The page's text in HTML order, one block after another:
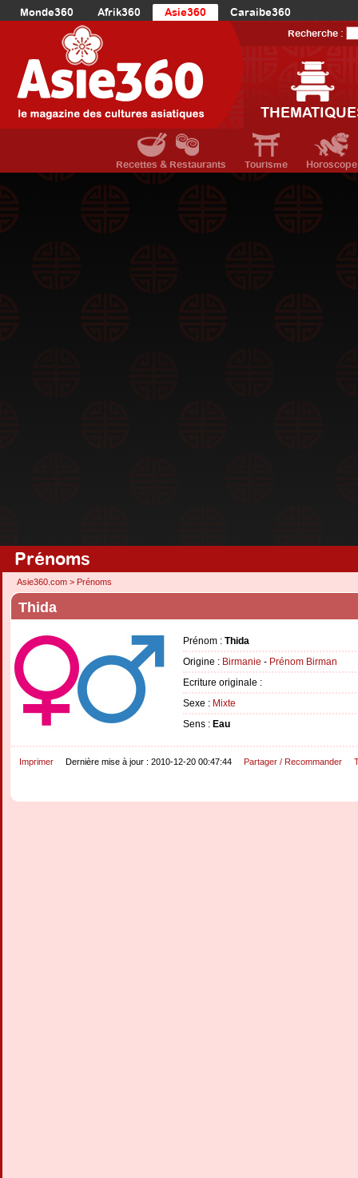
Monde360 Afrik360 Asie360
Caraibe360
Europe360
AmériqueDuNord360
Océanie360
Recherche :
Recettes & Restaurants Tourisme Horoscope
Prénoms
Asie360.com > Prénoms
Thida
Prénom : Thida
Origine : Birmanie - Prénom Birman
Ecriture originale :
Sexe : Mixte
Sens : Eau
Imprimer Dernière mise à jour : 2010-12-20 00:47:44 Partager / Recommander